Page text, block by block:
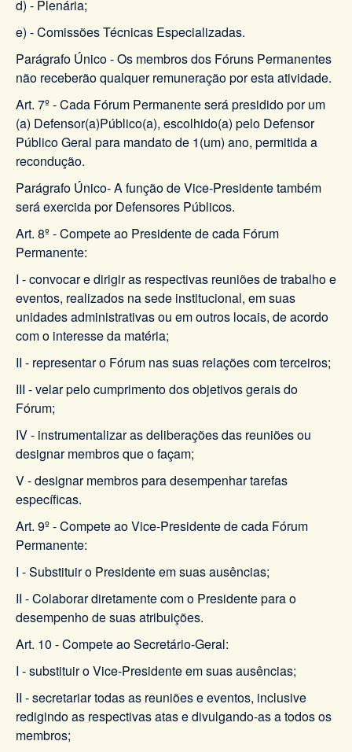
d) - Plenária;
e) - Comissões Técnicas Especializadas.
Parágrafo Único - Os membros dos Fóruns Permanentes
não receberão qualquer remuneração por esta atividade.
Art. 7º - Cada Fórum Permanente será presidido por um
(a) Defensor(a)Público(a), escolhido(a) pelo Defensor
Público Geral para mandato de 1(um) ano, permitida a
recondução.
Parágrafo Único- A função de Vice-Presidente também
será exercida por Defensores Públicos.
Art. 8º - Compete ao Presidente de cada Fórum
Permanente:
I - convocar e dirigir as respectivas reuniões de trabalho e
eventos, realizados na sede institucional, em suas
unidades administrativas ou em outros locais, de acordo
com o interesse da matéria;
II - representar o Fórum nas suas relações com terceiros;
III - velar pelo cumprimento dos objetivos gerais do
Fórum;
IV - instrumentalizar as deliberações das reuniões ou
designar membros que o façam;
V - designar membros para desempenhar tarefas
específicas.
Art. 9º - Compete ao Vice-Presidente de cada Fórum
Permanente:
I - Substituir o Presidente em suas ausências;
II - Colaborar diretamente com o Presidente para o
desempenho de suas atribuições.
Art. 10 - Compete ao Secretário-Geral:
I - substituir o Vice-Presidente em suas ausências;
II - secretariar todas as reuniões e eventos, inclusive
redigindo as respectivas atas e divulgando-as a todos os
membros;